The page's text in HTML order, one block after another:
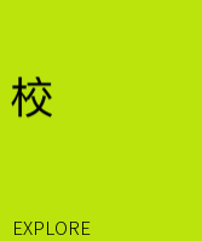
EXPLORE